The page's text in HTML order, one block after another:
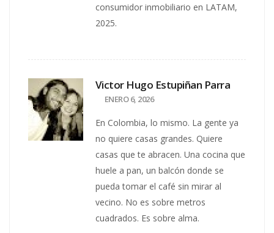
consumidor inmobiliario en LATAM,
2025.
Victor Hugo Estupiñan Parra
ENERO 6, 2026
En Colombia, lo mismo. La gente ya
no quiere casas grandes. Quiere
casas que te abracen. Una cocina que
huele a pan, un balcón donde se
pueda tomar el café sin mirar al
vecino. No es sobre metros
cuadrados. Es sobre alma.